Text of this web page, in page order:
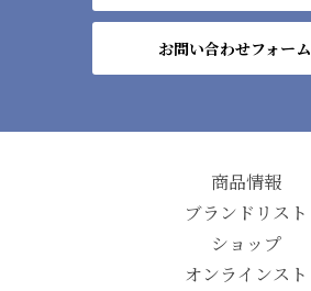
お問い合わせフォーム
商品情報
ブランドリスト
ショップ
オンラインスト